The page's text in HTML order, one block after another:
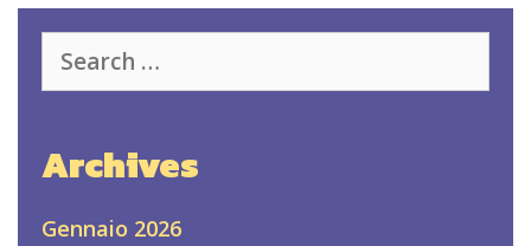
for:
Archives
Gennaio 2026